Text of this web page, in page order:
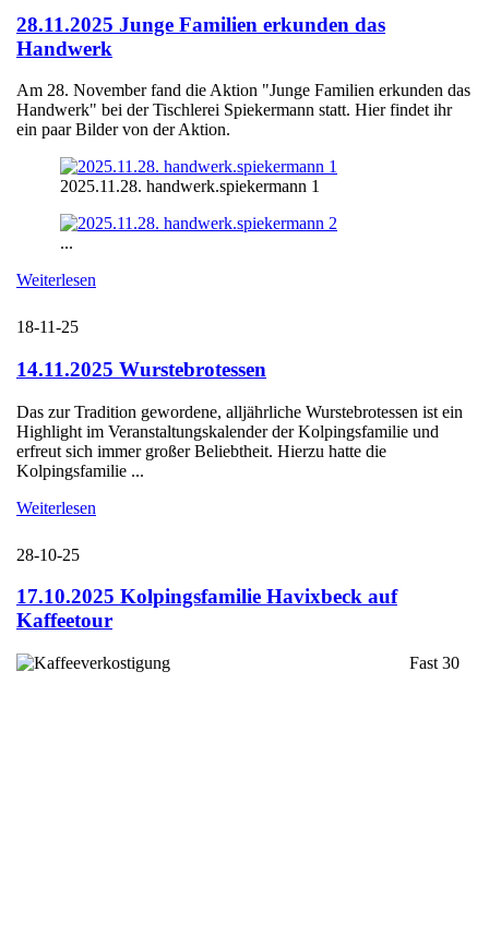
28.11.2025 Junge Familien erkunden das
Handwerk
Am 28. November fand die Aktion "Junge Familien erkunden das
Handwerk" bei der Tischlerei Spiekermann statt. Hier findet ihr
ein paar Bilder von der Aktion.
2025.11.28. handwerk.spiekermann 1
...
Weiterlesen
18-11-25
14.11.2025 Wurstebrotessen
Das zur Tradition gewordene, alljährliche Wurstebrotessen ist ein
Highlight im Veranstaltungskalender der Kolpingsfamilie und
erfreut sich immer großer Beliebtheit. Hierzu hatte die
Kolpingsfamilie ...
Weiterlesen
28-10-25
17.10.2025 Kolpingsfamilie Havixbeck auf
Kaffeetour
Fast 30